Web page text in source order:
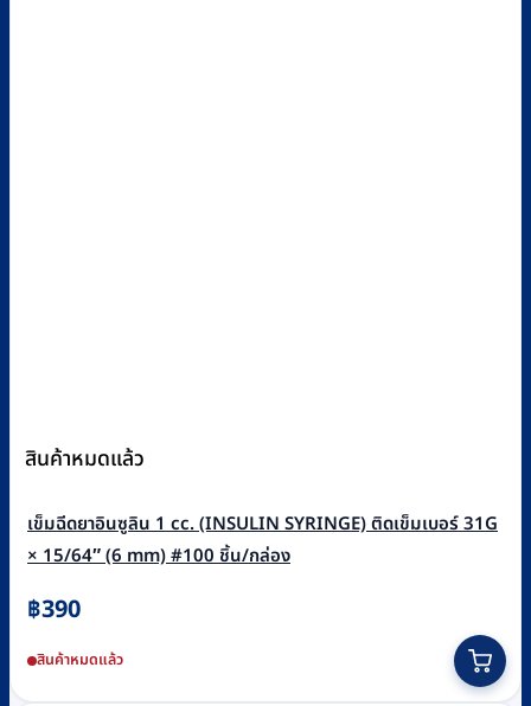
สินค้าหมดแล้ว
เข็มฉีดยาอินซูลิน 1 cc. (INSULIN SYRINGE) ติดเข็มเบอร์ 31G
× 15/64″ (6 mm) #100 ชิ้น/กล่อง
฿390
สินค้าหมดแล้ว